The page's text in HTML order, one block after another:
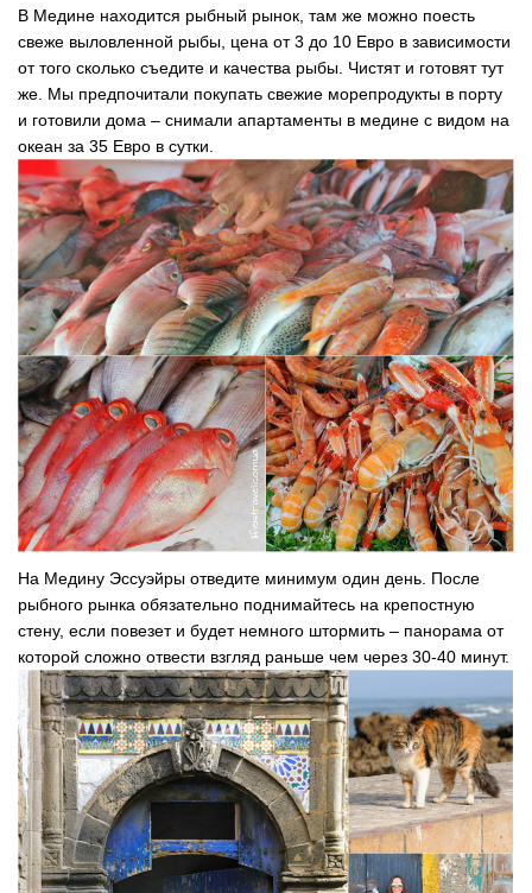
В Медине находится рыбный рынок, там же можно поесть
свеже выловленной рыбы, цена от 3 до 10 Евро в зависимости
от того сколько съедите и качества рыбы. Чистят и готовят тут
же. Мы предпочитали покупать свежие морепродукты в порту
и готовили дома – снимали апартаменты в медине с видом на
океан за 35 Евро в сутки.
На Медину Эссуэйры отведите минимум один день. После
рыбного рынка обязательно поднимайтесь на крепостную
стену, если повезет и будет немного штормить – панорама от
которой сложно отвести взгляд раньше чем через 30-40 минут.